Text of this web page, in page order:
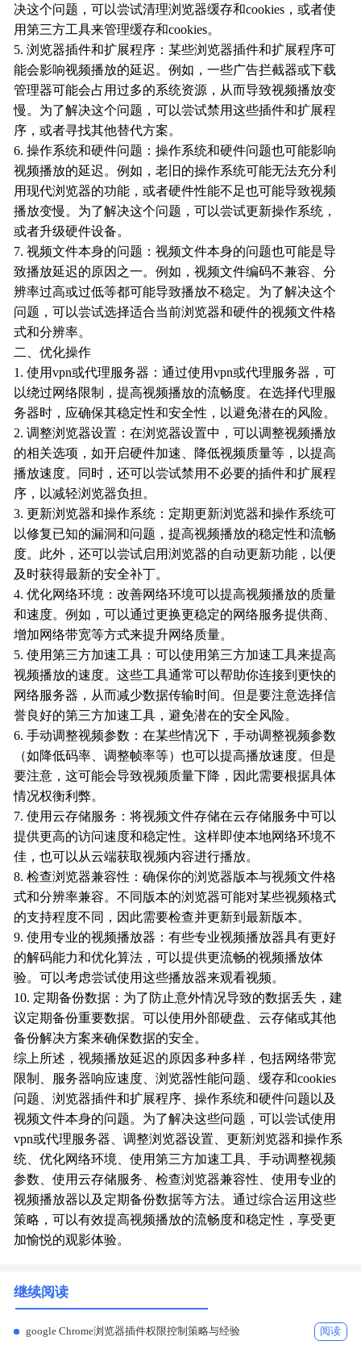
决这个问题，可以尝试清理浏览器缓存和cookies，或者使
用第三方工具来管理缓存和cookies。
5. 浏览器插件和扩展程序：某些浏览器插件和扩展程序可
能会影响视频播放的延迟。例如，一些广告拦截器或下载
管理器可能会占用过多的系统资源，从而导致视频播放变
慢。为了解决这个问题，可以尝试禁用这些插件和扩展程
序，或者寻找其他替代方案。
6. 操作系统和硬件问题：操作系统和硬件问题也可能影响
视频播放的延迟。例如，老旧的操作系统可能无法充分利
用现代浏览器的功能，或者硬件性能不足也可能导致视频
播放变慢。为了解决这个问题，可以尝试更新操作系统，
或者升级硬件设备。
7. 视频文件本身的问题：视频文件本身的问题也可能是导
致播放延迟的原因之一。例如，视频文件编码不兼容、分
辨率过高或过低等都可能导致播放不稳定。为了解决这个
问题，可以尝试选择适合当前浏览器和硬件的视频文件格
式和分辨率。
二、优化操作
1. 使用vpn或代理服务器：通过使用vpn或代理服务器，可
以绕过网络限制，提高视频播放的流畅度。在选择代理服
务器时，应确保其稳定性和安全性，以避免潜在的风险。
2. 调整浏览器设置：在浏览器设置中，可以调整视频播放
的相关选项，如开启硬件加速、降低视频质量等，以提高
播放速度。同时，还可以尝试禁用不必要的插件和扩展程
序，以减轻浏览器负担。
3. 更新浏览器和操作系统：定期更新浏览器和操作系统可
以修复已知的漏洞和问题，提高视频播放的稳定性和流畅
度。此外，还可以尝试启用浏览器的自动更新功能，以便
及时获得最新的安全补丁。
4. 优化网络环境：改善网络环境可以提高视频播放的质量
和速度。例如，可以通过更换更稳定的网络服务提供商、
增加网络带宽等方式来提升网络质量。
5. 使用第三方加速工具：可以使用第三方加速工具来提高
视频播放的速度。这些工具通常可以帮助你连接到更快的
网络服务器，从而减少数据传输时间。但是要注意选择信
誉良好的第三方加速工具，避免潜在的安全风险。
6. 手动调整视频参数：在某些情况下，手动调整视频参数
（如降低码率、调整帧率等）也可以提高播放速度。但是
要注意，这可能会导致视频质量下降，因此需要根据具体
情况权衡利弊。
7. 使用云存储服务：将视频文件存储在云存储服务中可以
提供更高的访问速度和稳定性。这样即使本地网络环境不
佳，也可以从云端获取视频内容进行播放。
8. 检查浏览器兼容性：确保你的浏览器版本与视频文件格
式和分辨率兼容。不同版本的浏览器可能对某些视频格式
的支持程度不同，因此需要检查并更新到最新版本。
9. 使用专业的视频播放器：有些专业视频播放器具有更好
的解码能力和优化算法，可以提供更流畅的视频播放体
验。可以考虑尝试使用这些播放器来观看视频。
10. 定期备份数据：为了防止意外情况导致的数据丢失，建
议定期备份重要数据。可以使用外部硬盘、云存储或其他
备份解决方案来确保数据的安全。
综上所述，视频播放延迟的原因多种多样，包括网络带宽
限制、服务器响应速度、浏览器性能问题、缓存和cookies
问题、浏览器插件和扩展程序、操作系统和硬件问题以及
视频文件本身的问题。为了解决这些问题，可以尝试使用
vpn或代理服务器、调整浏览器设置、更新浏览器和操作系
统、优化网络环境、使用第三方加速工具、手动调整视频
参数、使用云存储服务、检查浏览器兼容性、使用专业的
视频播放器以及定期备份数据等方法。通过综合运用这些
策略，可以有效提高视频播放的流畅度和稳定性，享受更
加愉悦的观影体验。
继续阅读
google Chrome浏览器插件权限控制策略与经验 阅读